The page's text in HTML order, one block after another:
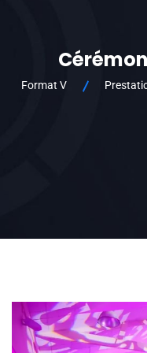
Format V